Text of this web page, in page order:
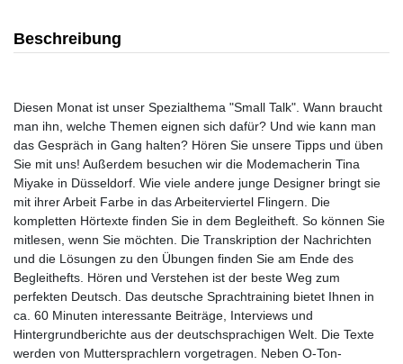
Beschreibung
Diesen Monat ist unser Spezialthema "Small Talk". Wann braucht
man ihn, welche Themen eignen sich dafür? Und wie kann man
das Gespräch in Gang halten? Hören Sie unsere Tipps und üben
Sie mit uns! Außerdem besuchen wir die Modemacherin Tina
Miyake in Düsseldorf. Wie viele andere junge Designer bringt sie
mit ihrer Arbeit Farbe in das Arbeiterviertel Flingern. Die
kompletten Hörtexte finden Sie in dem Begleitheft. So können Sie
mitlesen, wenn Sie möchten. Die Transkription der Nachrichten
und die Lösungen zu den Übungen finden Sie am Ende des
Begleithefts. Hören und Verstehen ist der beste Weg zum
perfekten Deutsch. Das deutsche Sprachtraining bietet Ihnen in
ca. 60 Minuten interessante Beiträge, Interviews und
Hintergrundberichte aus der deutschsprachigen Welt. Die Texte
werden von Muttersprachlern vorgetragen. Neben O-Ton-